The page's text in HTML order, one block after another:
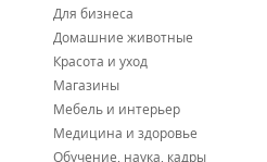
Для бизнеса
Домашние животные
Красота и уход
Магазины
Мебель и интерьер
Медицина и здоровье
Обучение, наука, кадры